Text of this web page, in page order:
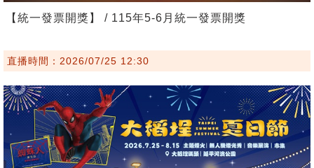
【統一發票開獎】 / 115年5-6月統一發票開獎
直播時間：2026/07/25 12:30